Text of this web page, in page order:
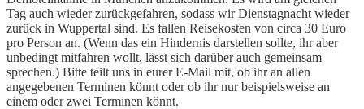
Tag auch wieder zurückgefahren, sodass wir Dienstagnacht wieder
zurück in Wuppertal sind. Es fallen Reisekosten von circa 30 Euro
pro Person an. (Wenn das ein Hindernis darstellen sollte, ihr aber
unbedingt mitfahren wollt, lässt sich darüber auch gemeinsam
sprechen.) Bitte teilt uns in eurer E-Mail mit, ob ihr an allen
angegebenen Terminen könnt oder ob ihr nur beispielsweise an
einem oder zwei Terminen könnt.